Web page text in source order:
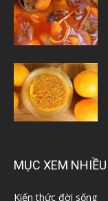
MỤC XEM NHIỀU
Kiến thức đời sống